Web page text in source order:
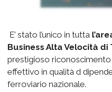
E’ stato l’unico in tutta
Business Alta Velocità di
prestigioso riconoscimento
effettivo in qualità d
ferroviario nazionale.